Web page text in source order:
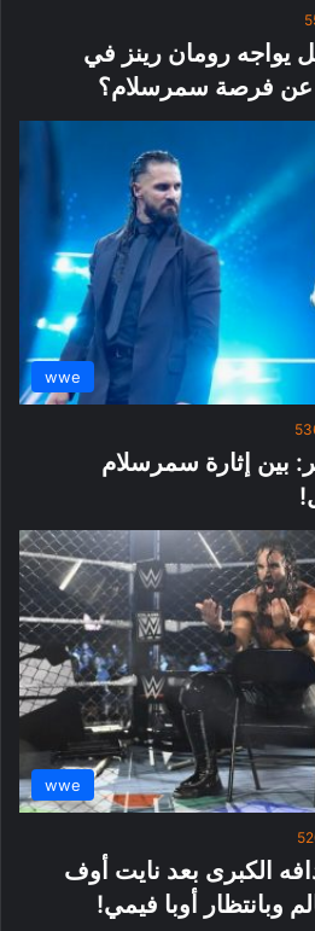
يواجه رومان رينز في
عن فرصة سمرسلام؟
wwe
بين إثارة سمرسلام
wwe
الكبرى بعد نايت أوف
وبانتظار أوبا فيمي!